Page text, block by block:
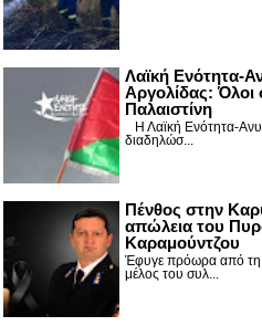
Λαϊκή Ενότητα-
Αργολίδας: Όλοι
Παλαιστίνη
Η Λαϊκή Ενότητα-
διαδηλώσ...
Πένθος στην
απώλεια του
Καραμούντζου
Έφυγε πρόωρα από τη
μέλος του συλ...